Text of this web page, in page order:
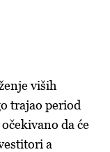
viših
trajao period
da će
a